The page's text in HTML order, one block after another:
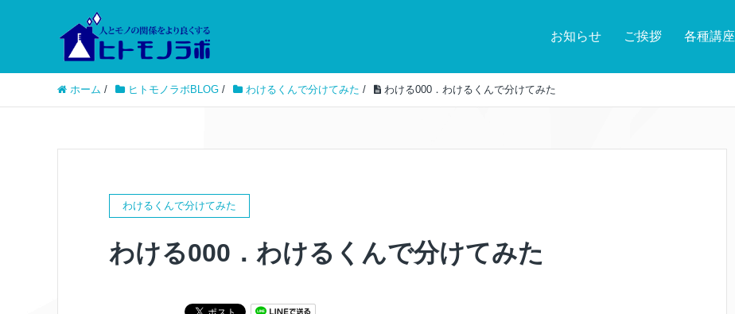
お知らせ ご挨拶 各種講座
ホーム / ヒトモノラボBLOG / わけるくんで分けてみた / わける000．わけるくんで分けてみた
わけるくんで分けてみた
わける000．わけるくんで分けてみた